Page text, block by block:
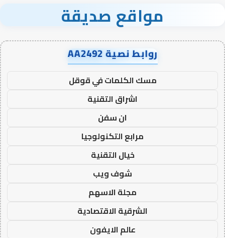
مواقع صديقة
روابط نصية AA2492
مسك الكلمات في قوقل
اشراق التقنية
ان سفن
مرابع التكنولوجيا
خيال التقنية
شوف ويب
مجلة الاسهم
الشرقية الاقتصادية
عالم الايفون